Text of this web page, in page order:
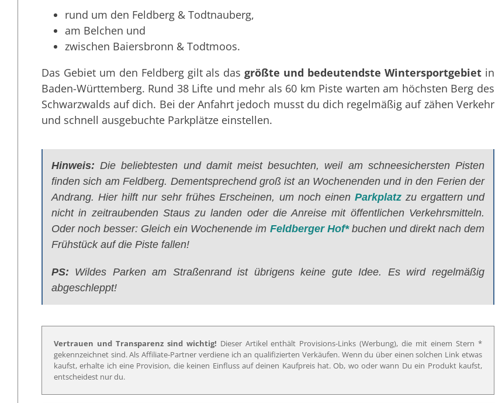
rund um den Feldberg & Todtnauberg,
am Belchen und
zwischen Baiersbronn & Todtmoos.
Das Gebiet um den Feldberg gilt als dasgrößte und bedeutendste Wintersportgebiet in
Baden-Württemberg. Rund 38 Lifte und mehr als 60 km Piste warten am höchsten Berg des
Schwarzwalds auf dich. Bei der Anfahrt jedoch musst du dich regelmäßig auf zähen Verkehr
und schnell ausgebuchte Parkplätze einstellen.
Hinweis: Die beliebtesten und damit meist besuchten, weil am schneesichersten Pisten
finden sich am Feldberg. Dementsprechend groß ist an Wochenenden und in den Ferien der
Andrang. Hier hilft nur sehr frühes Erscheinen, um noch einen Parkplatzzu ergattern und
nicht in zeitraubenden Staus zu landen oder die Anreise mit öffentlichen Verkehrsmitteln.
Oder noch besser: Gleich ein Wochenende im Feldberger Hof*buchen und direkt nach dem
Frühstück auf die Piste fallen!
PS: Wildes Parken am Straßenrand ist übrigens keine gute Idee. Es wird regelmäßig
abgeschleppt!
Vertrauen und Transparenz sind wichtig! Dieser Artikel enthält Provisions-Links (Werbung), die mit einem Stern *
gekennzeichnet sind. Als Affiliate-Partner verdiene ich an qualifizierten Verkäufen. Wenn du über einen solchen Link etwas
kaufst, erhalte ich eine Provision, die keinen Einfluss auf deinen Kaufpreis hat. Ob, wo oder wann Du ein Produkt kaufst,
entscheidest nur du.